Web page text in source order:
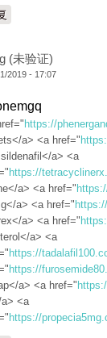
(未验证)
2019 - 17:07
https://
a> <a href="
sildenafil</a> <a
https://
a> <a href="
a> <a href="
a> <a href="
a> <a
https://
https://
a> <a href="
<a
https://